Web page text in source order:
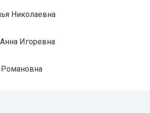
Николаевна
Игоревна